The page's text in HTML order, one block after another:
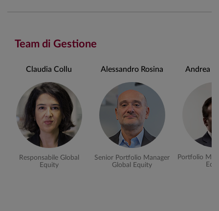
Team di Gestione
Claudia Collu
Responsabile Global
Equity
Alessandro Rosina
Senior Portfolio Manager
Global Equity
Andrea
Portfolio